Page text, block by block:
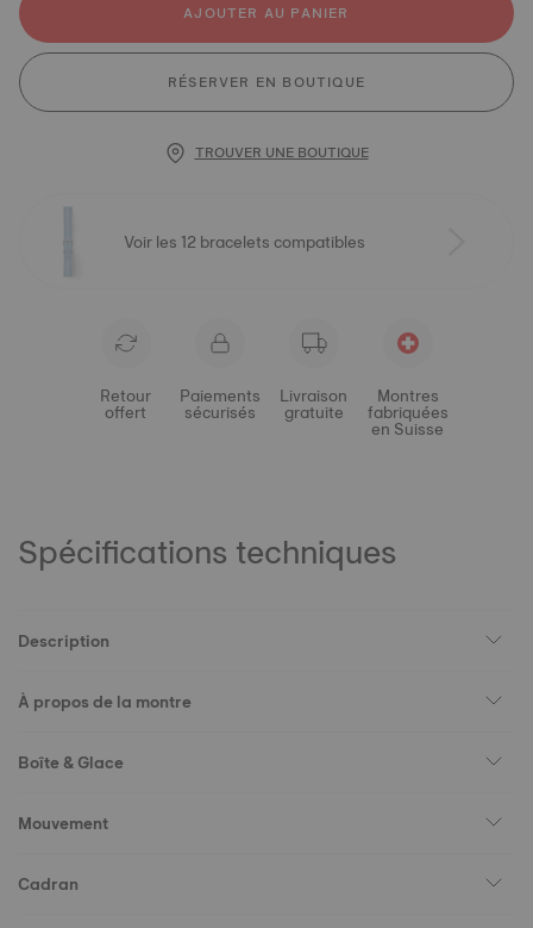
AJOUTER AU PANIER
RÉSERVER EN BOUTIQUE
TROUVER UNE BOUTIQUE
Voir les 12 bracelets compatibles
Retour
offert
Paiements
sécurisés
Livraison
gratuite
Montres
fabriquées
en Suisse
Spécifications techniques
Description
À propos de la montre
Boîte & Glace
Mouvement
Cadran